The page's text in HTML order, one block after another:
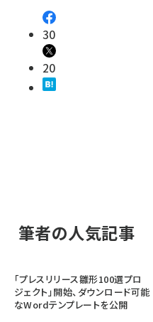
30
20
筆者の人気記事
「プレスリリース雛形100選プロ
ジェクト」開始、ダウンロード可能
なWordテンプレートを公開